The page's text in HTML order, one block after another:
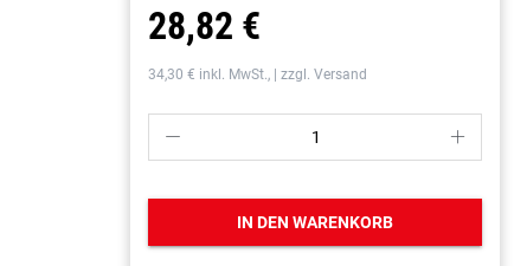
28,82 €
34,30 € inkl. MwSt., | zzgl. Versand
P S
IN DEN WARENKORB